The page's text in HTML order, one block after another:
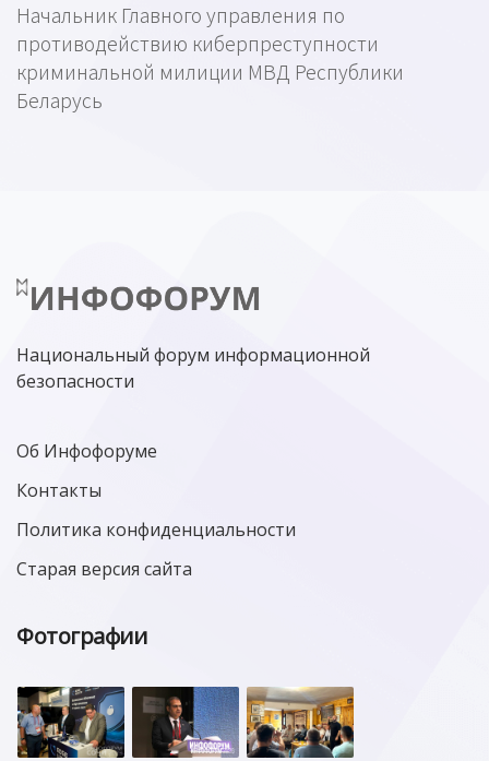
Начальник Главного управления по
противодействию киберпреступности
криминальной милиции МВД Республики
Беларусь
Национальный форум информационной
безопасности
Об Инфофоруме
Контакты
Политика конфиденциальности
Старая версия сайта
Фотографии